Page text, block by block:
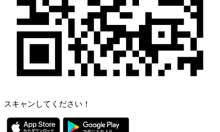
スキャンしてください！